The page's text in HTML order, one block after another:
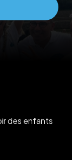
des enfants